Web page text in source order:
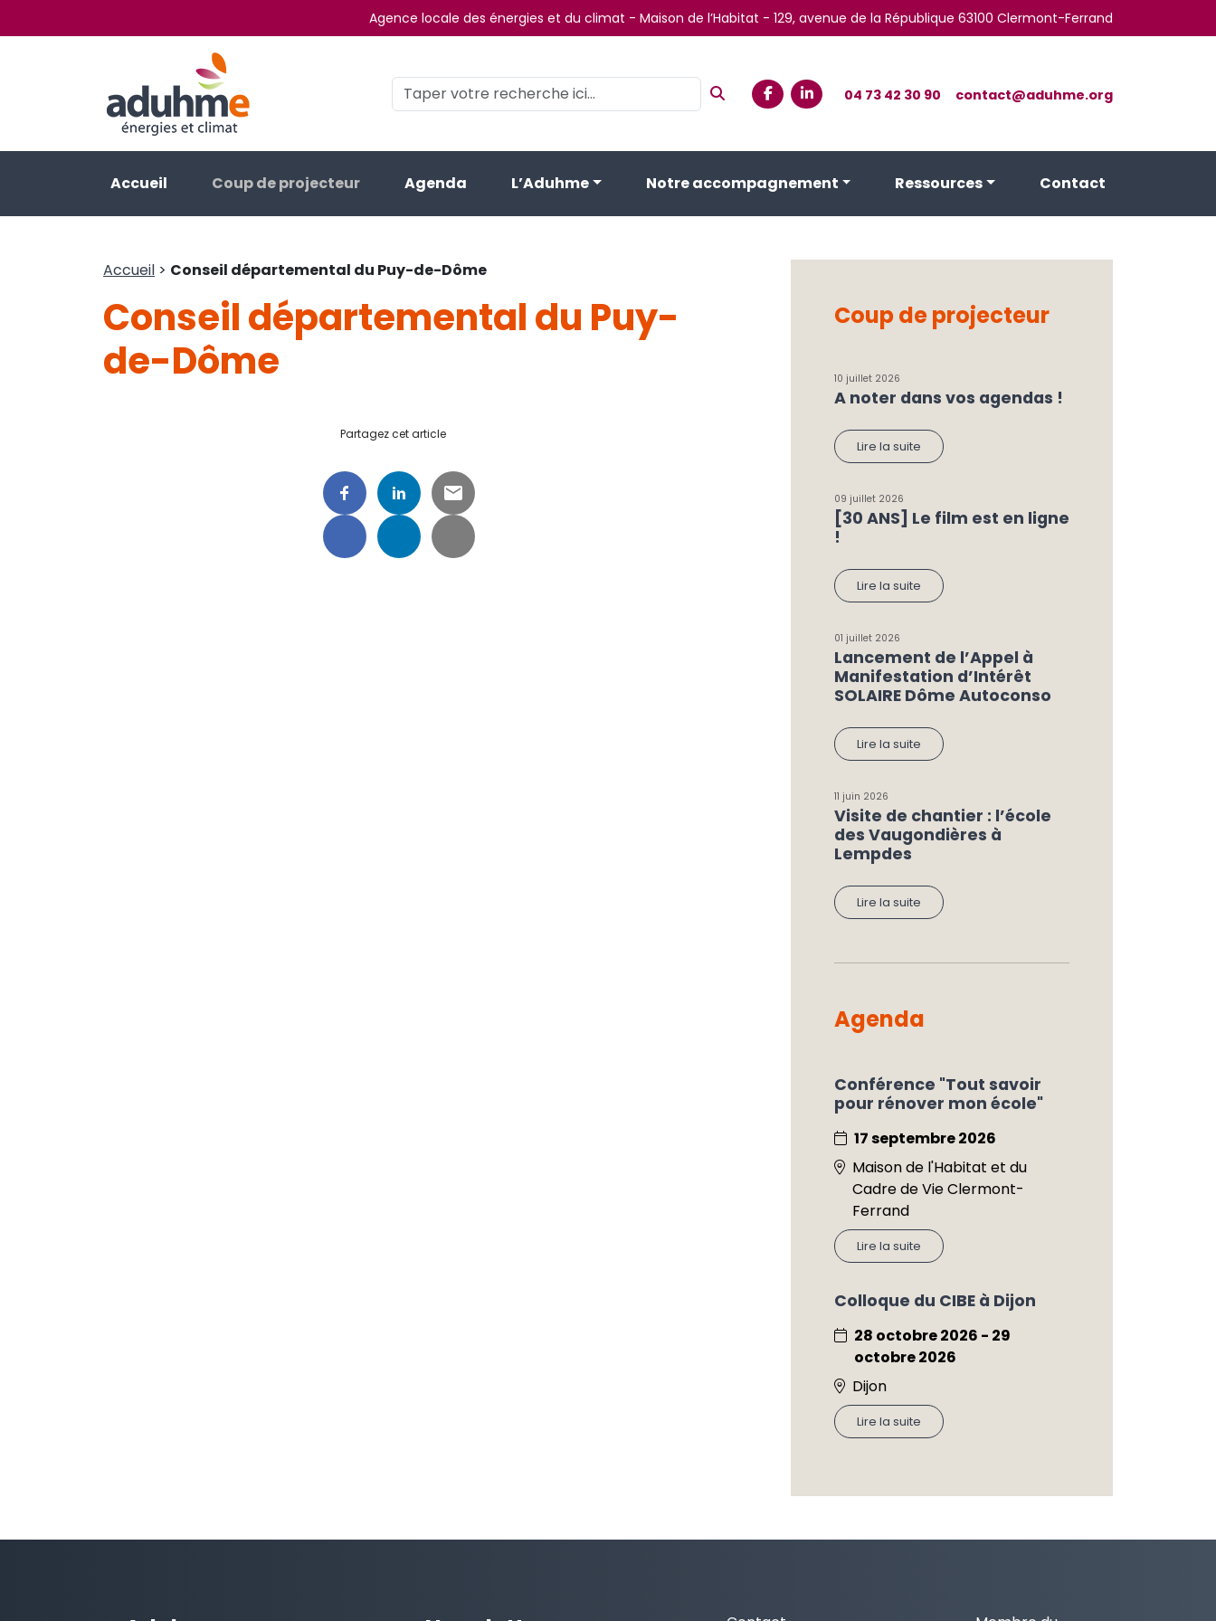
Agence locale des énergies et du climat - Maison de l’Habitat - 129, avenue de la République 63100 Clermont-Ferrand
04 73 42 30 90 contact@aduhme.org
Accueil Coup de projecteur Agenda L’Aduhme Notre accompagnement Ressources Contact
Accueil > Conseil départemental du Puy-de-Dôme
Conseil départemental du Puy-
de-Dôme
Partagez cet article
Coup de projecteur
10 juillet 2026
A noter dans vos agendas !
Lire la suite
09 juillet 2026
[30 ANS] Le film est en ligne
!
Lire la suite
01 juillet 2026
Lancement de l’Appel à
Manifestation d’Intérêt
SOLAIRE Dôme Autoconso
Lire la suite
11 juin 2026
Visite de chantier : l’école
des Vaugondières à
Lempdes
Lire la suite
Agenda
Conférence "Tout savoir
pour rénover mon école"
17 septembre 2026
Maison de l'Habitat et du
Cadre de Vie Clermont-
Ferrand
Lire la suite
Colloque du CIBE à Dijon
28 octobre 2026 - 29
octobre 2026
Dijon
Lire la suite